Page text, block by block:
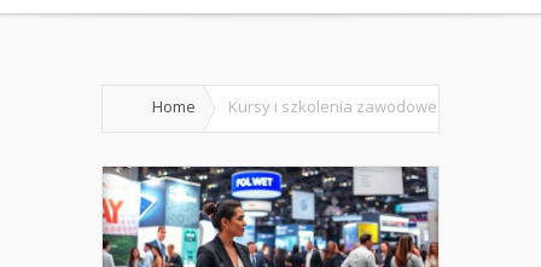
Home Kursy i szkolenia zawodowe